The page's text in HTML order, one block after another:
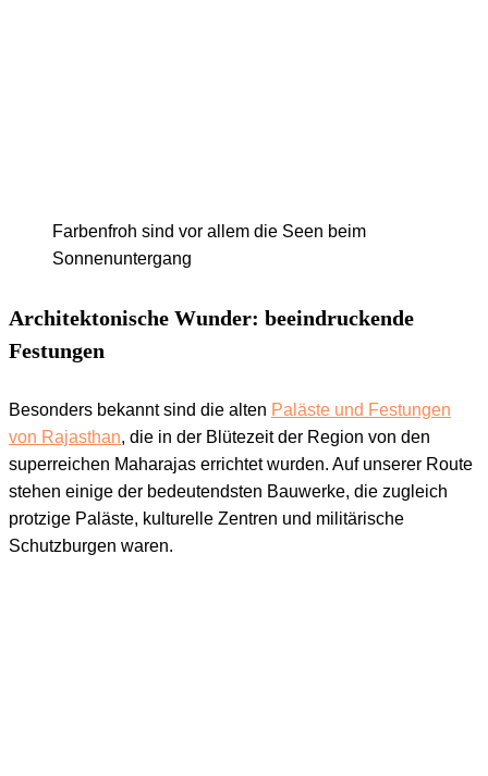
Farbenfroh sind vor allem die Seen beim
Sonnenuntergang
Architektonische Wunder: beeindruckende
Festungen
Besonders bekannt sind die alten Paläste und Festungen
von Rajasthan, die in der Blütezeit der Region von den
superreichen Maharajas errichtet wurden. Auf unserer Route
stehen einige der bedeutendsten Bauwerke, die zugleich
protzige Paläste, kulturelle Zentren und militärische
Schutzburgen waren.